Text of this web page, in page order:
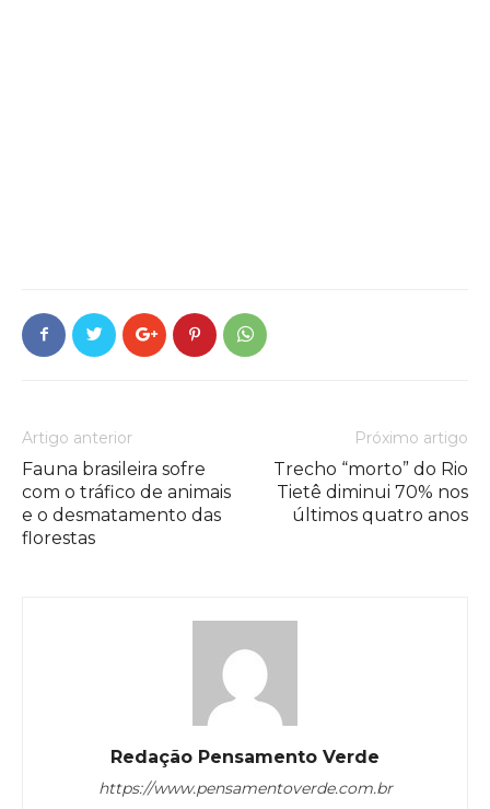
Artigo anterior
Fauna brasileira sofre
com o tráfico de animais
e o desmatamento das
florestas
Próximo artigo
Trecho “morto” do Rio
Tietê diminui 70% nos
últimos quatro anos
Redação Pensamento Verde
https://www.pensamentoverde.com.br